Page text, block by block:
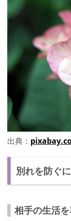
出典：
別れを防ぐ
相手の生活